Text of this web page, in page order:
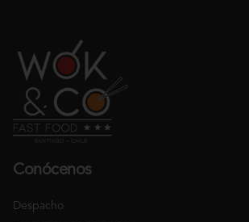
Conócenos
Despacho